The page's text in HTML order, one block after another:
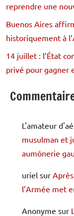
reprendre une
Buenos Aires
historiquement à
14 juillet : l’État
privé pour gagner
L'amateur
musulman et
aumônerie
uriel sur
l’Armée met
Anonyme sur